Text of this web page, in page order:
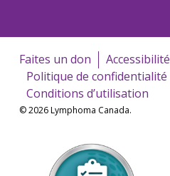
Faites un don
Accessibilité
Politique de confidentialité
Conditions d’utilisation
© 2026 Lymphoma Canada.